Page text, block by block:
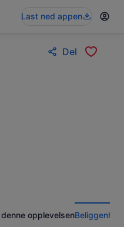
Last ned appen
Del
denne opplevelsenBeliggenhet